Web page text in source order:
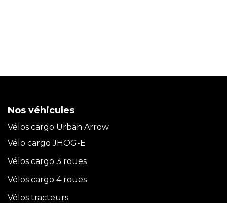
Nos véhicules
Vélos cargo Urban Arrow
Vélo cargo JHOG-E
Vélos cargo 3 roues
Vélos cargo 4 roues
Vélos tracteurs